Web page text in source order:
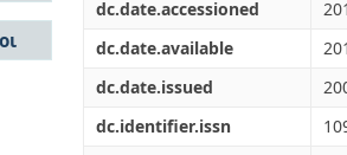
dc.date.accessioned
dc.date.available
dc.date.issued
dc.identifier.issn